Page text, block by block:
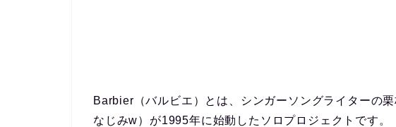
Barbier（バルビエ）とは、シンガーソングライターの
なじみw）が1995年に始動したソロプロジェクトです。